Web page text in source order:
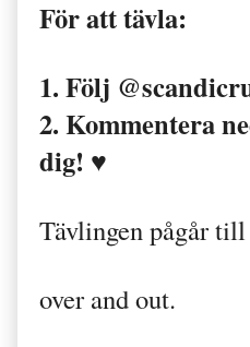
För att tävla:
1. Följ
2. Kommentera
dig! ♥
Tävlingen pågår
over and out.